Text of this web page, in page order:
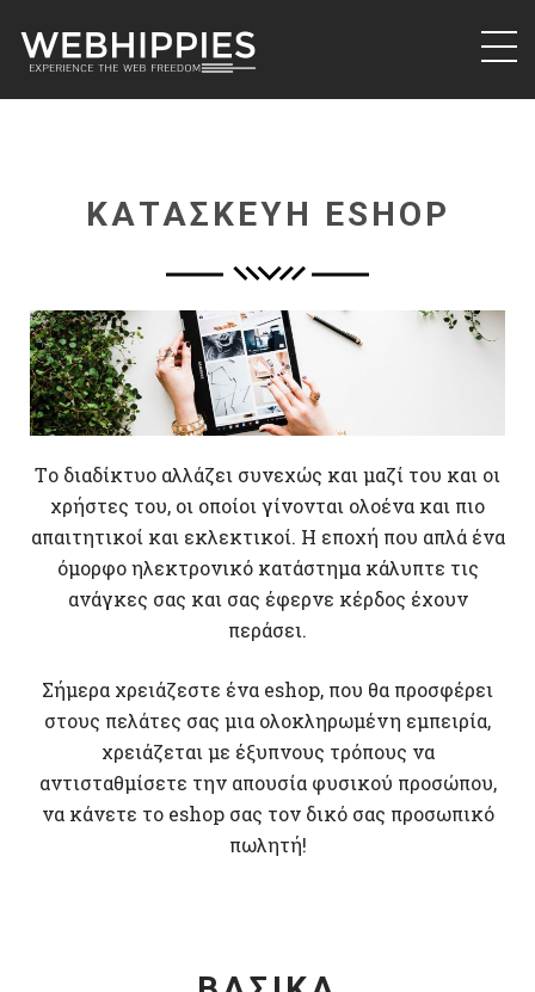
WebHippies
Κατασκευή ιστοσελίδων & eshop στη
ΚΑΤΑΣΚΕΥΗ ESHOP
Tο διαδίκτυο αλλάζει συνεχώς και μαζί του και οι
χρήστες του, οι οποίοι γίνονται ολοένα και πιο
απαιτητικοί και εκλεκτικοί. Η εποχή που απλά ένα
όμορφο ηλεκτρονικό κατάστημα κάλυπτε τις
ανάγκες σας και σας έφερνε κέρδος έχουν
περάσει.
Σήμερα χρειάζεστε ένα eshop, που θα προσφέρει
στους πελάτες σας μια ολοκληρωμένη εμπειρία,
χρειάζεται με έξυπνους τρόπους να
αντισταθμίσετε την απουσία φυσικού προσώπου,
να κάνετε το eshop σας τον δικό σας προσωπικό
πωλητή!